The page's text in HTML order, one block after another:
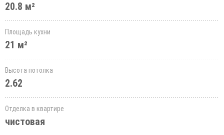
20.8 м²
Площадь кухни
21 м²
Высота потолка
2.62
Отделка в квартире
чистовая